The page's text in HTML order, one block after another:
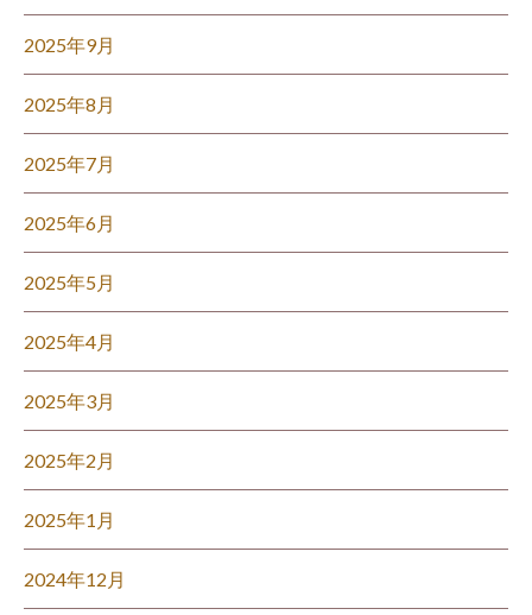
2025年9月
2025年8月
2025年7月
2025年6月
2025年5月
2025年4月
2025年3月
2025年2月
2025年1月
2024年12月